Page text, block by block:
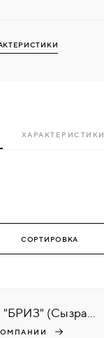
ХАРАКТЕРИСТИКИ
Фабрика дверей "БРИЗ" (Сызрань)